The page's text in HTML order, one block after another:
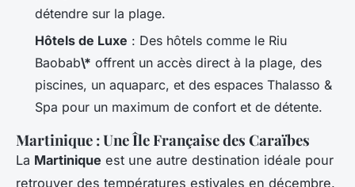
détendre sur la plage.
Hôtels de Luxe : Des hôtels comme le Riu
Baobab\* offrent un accès direct à la plage, des
piscines, un aquaparc, et des espaces Thalasso &
Spa pour un maximum de confort et de détente.
Martinique : Une Île Française des Caraïbes
La Martinique est une autre destination idéale pour
retrouver des températures estivales en décembre.